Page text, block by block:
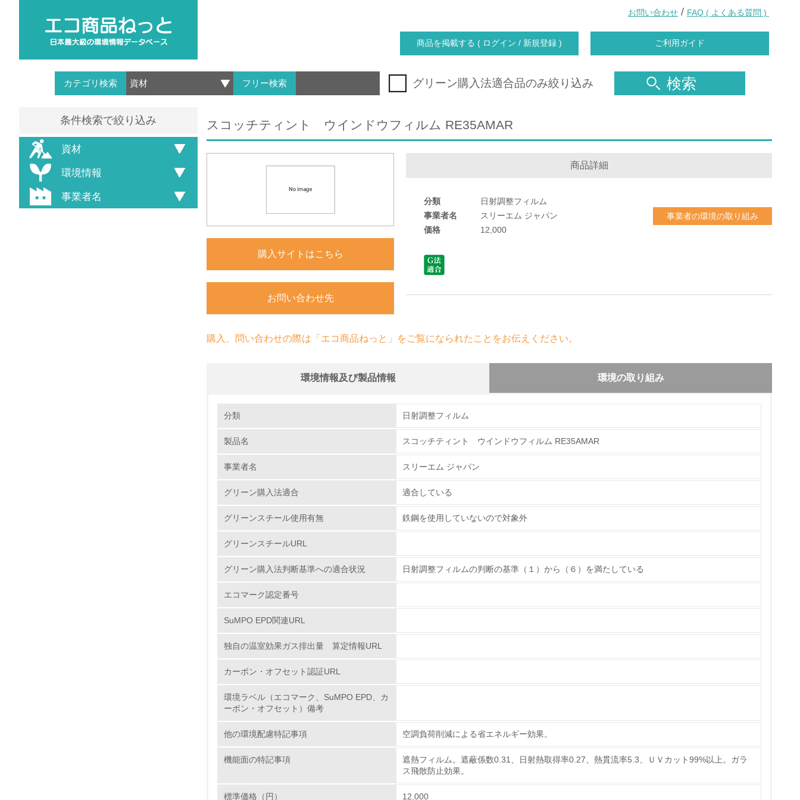
お問い合わせ / FAQ ( よくある質問 )
商品を掲載する ( ログイン / 新規登録 ) ご利用ガイド
カテゴリ検索 フリー検索 グリーン購入法適合品のみ絞り込み 検索
条件検索で絞り込み
資材
環境情報
事業者名
スコッチティント ウインドウフィルム RE35AMAR
購入サイトはこちら
お問い合わせ先
商品詳細
分類
日射調整フィルム
事業者名
スリーエム ジャパン
価格
12,000
事業者の環境の取り組み
購入、問い合わせの際は「エコ商品ねっと」をご覧になられたことをお伝えください。
環境情報及び製品情報 環境の取り組み
1.環境取り組み体制
No. チェック項目
5. 環境取り組み体制と成果を定期的に検証して次の活動に活かしている
6. 従業員が環境方針に基づいて自分の業務の中で行うべき環境対策を理解し、実践している
→ 導入している規格名 ISO14001
8.
分類 日射調整フィルム
製品名 スコッチティント ウインドウフィルム RE35AMAR
事業者名 スリーエム ジャパン
グリーン購入法適合 適合している
グリーンスチール使用有無 鉄鋼を使用していないので対象外
グリーンスチールURL
グリーン購入法判断基準への適合状況 日射調整フィルムの判断の基準（１）から（６）を満たしている
エコマーク認定番号
SuMPO EPD関連URL
独自の温室効果ガス排出量 算定情報URL
カーボン・オフセット認証URL
環境ラベル（エコマーク、SuMPO EPD、カ
ーボン・オフセット）備考
他の環境配慮特記事項 空調負荷削減による省エネルギー効果。
機能面の特記事項
遮熱フィルム。遮蔽係数0.31、日射熱取得率0.27、熱貫流率5.3、ＵＶカット99%以上。ガラ
ス飛散防止効果。
標準価格（円） 12,000